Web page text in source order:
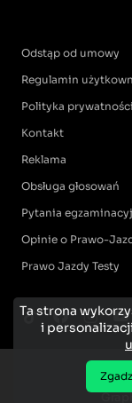
Odstąp od umowy
Regulamin
Polityka prywatności
Kontakt
Reklama
Obsługa głosowań
Pytania
Opinie o Prawo-
Prawo Jazdy Testy
Ta strona
i